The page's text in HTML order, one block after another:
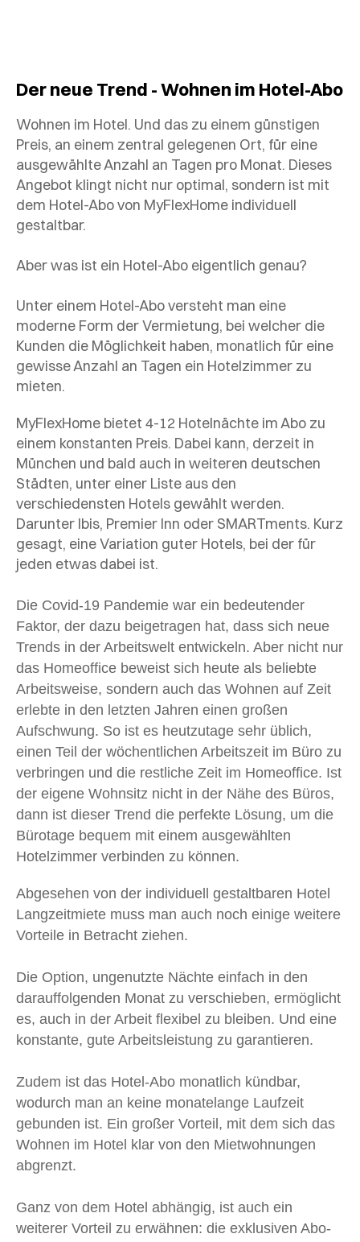
Der neue Trend - Wohnen im Hotel-Abo
Wohnen im Hotel. Und das zu einem günstigen
Preis, an einem zentral gelegenen Ort, für eine
ausgewählte Anzahl an Tagen pro Monat. Dieses
Angebot klingt nicht nur optimal, sondern ist mit
dem Hotel-Abo von MyFlexHome individuell
gestaltbar.
Aber was ist ein Hotel-Abo eigentlich genau?
Unter einem Hotel-Abo versteht man eine
moderne Form der Vermietung, bei welcher die
Kunden die Möglichkeit haben, monatlich für eine
gewisse Anzahl an Tagen ein Hotelzimmer zu
mieten.
MyFlexHome bietet 4-12 Hotelnächte im Abo zu
einem konstanten Preis. Dabei kann, derzeit in
München und bald auch in weiteren deutschen
Städten, unter einer Liste aus den
verschiedensten Hotels gewählt werden.
Darunter Ibis, Premier Inn oder SMARTments. Kurz
gesagt, eine Variation guter Hotels, bei der für
jeden etwas dabei ist.
Die Covid-19 Pandemie war ein bedeutender
Faktor, der dazu beigetragen hat, dass sich neue
Trends in der Arbeitswelt entwickeln. Aber nicht nur
das Homeoffice beweist sich heute als beliebte
Arbeitsweise, sondern auch das Wohnen auf Zeit
erlebte in den letzten Jahren einen großen
Aufschwung. So ist es heutzutage sehr üblich,
einen Teil der wöchentlichen Arbeitszeit im Büro zu
verbringen und die restliche Zeit im Homeoffice. Ist
der eigene Wohnsitz nicht in der Nähe des Büros,
dann ist dieser Trend die perfekte Lösung, um die
Bürotage bequem mit einem ausgewählten
Hotelzimmer verbinden zu können.
Abgesehen von der individuell gestaltbaren Hotel
Langzeitmiete muss man auch noch einige weitere
Vorteile in Betracht ziehen.
Die Option, ungenutzte Nächte einfach in den
darauffolgenden Monat zu verschieben, ermöglicht
es, auch in der Arbeit flexibel zu bleiben. Und eine
konstante, gute Arbeitsleistung zu garantieren.
Zudem ist das Hotel-Abo monatlich kündbar,
wodurch man an keine monatelange Laufzeit
gebunden ist. Ein großer Vorteil, mit dem sich das
Wohnen im Hotel klar von den Mietwohnungen
abgrenzt.
Ganz von dem Hotel abhängig, ist auch ein
weiterer Vorteil zu erwähnen: die exklusiven Abo-